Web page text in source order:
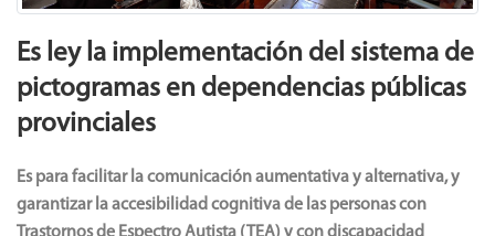
Es ley la implementación del sistema de
pictogramas en dependencias públicas
provinciales
Es para facilitar la comunicación aumentativa y alternativa, y
garantizar la accesibilidad cognitiva de las personas con